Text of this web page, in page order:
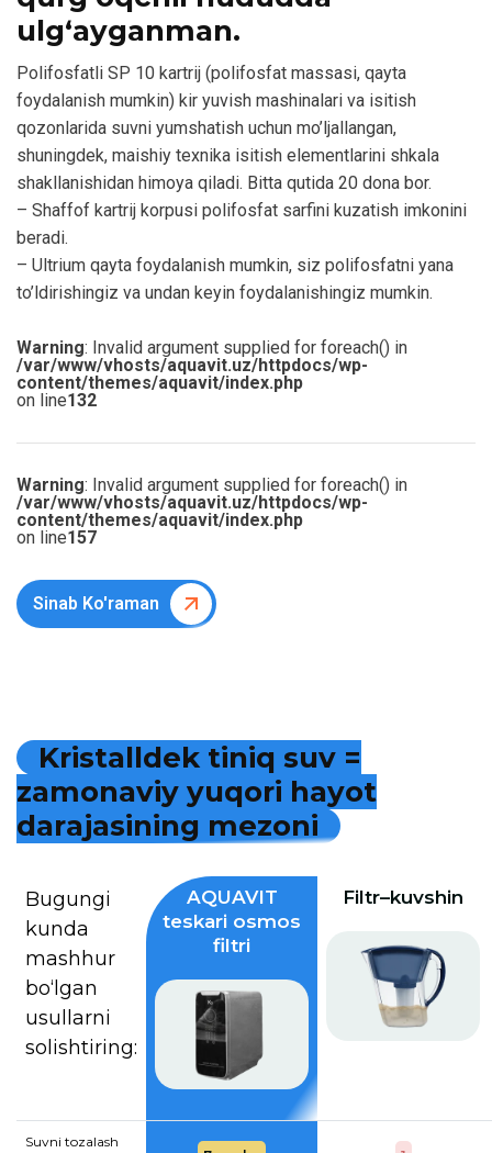
ulg‘ayganman.
Polifosfatli SP 10 kartrij (polifosfat massasi, qayta
foydalanish mumkin) kir yuvish mashinalari va isitish
qozonlarida suvni yumshatish uchun mo’ljallangan,
shuningdek, maishiy texnika isitish elementlarini shkala
shakllanishidan himoya qiladi. Bitta qutida 20 dona bor.
– Shaffof kartrij korpusi polifosfat sarfini kuzatish imkonini
beradi.
– Ultrium qayta foydalanish mumkin, siz polifosfatni yana
to’ldirishingiz va undan keyin foydalanishingiz mumkin.
Warning: Invalid argument supplied for foreach() in
/var/www/vhosts/aquavit.uz/httpdocs/wp-
content/themes/aquavit/index.php
on line132
Warning: Invalid argument supplied for foreach() in
/var/www/vhosts/aquavit.uz/httpdocs/wp-
content/themes/aquavit/index.php
on line157
Sinab Ko'raman
Kristalldek tiniq suv =
zamonaviy yuqori hayot
darajasining mezoni
Bugungi
kunda
mashhur
bo‘lgan
usullarni
solishtiring:
AQUAVIT
teskari osmos
filtri
Filtr–kuvshin
Suvni tozalash